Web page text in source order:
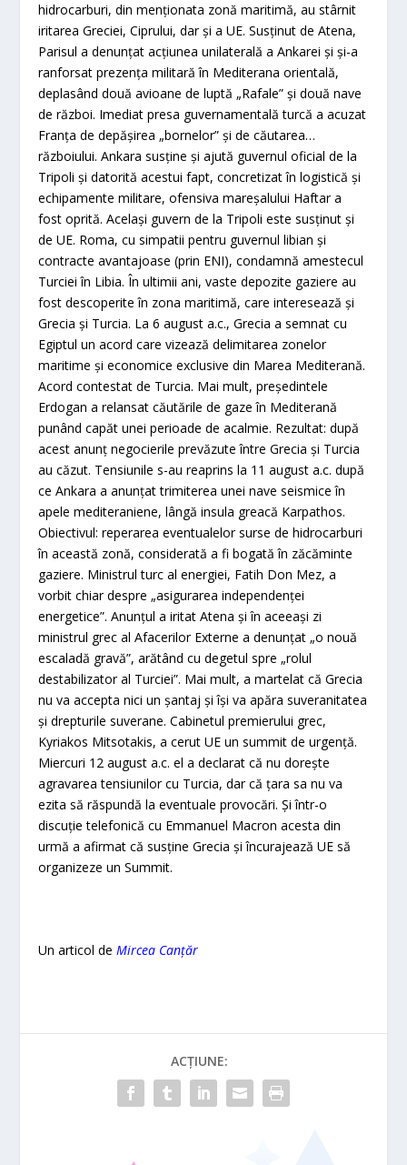
hidrocarburi, din menţionata zonă maritimă, au stârnit
iritarea Greciei, Ciprului, dar şi a UE. Susţinut de Atena,
Parisul a denunţat acţiunea unilaterală a Ankarei şi şi-a
ranforsat prezenţa militară în Mediterana orientală,
deplasând două avioane de luptă „Rafale” şi două nave
de război. Imediat presa guvernamentală turcă a acuzat
Franţa de depăşirea „bornelor” şi de căutarea…
războiului. Ankara susţine şi ajută guvernul oficial de la
Tripoli şi datorită acestui fapt, concretizat în logistică şi
echipamente militare, ofensiva mareşalului Haftar a
fost oprită. Acelaşi guvern de la Tripoli este susţinut şi
de UE. Roma, cu simpatii pentru guvernul libian şi
contracte avantajoase (prin ENI), condamnă amestecul
Turciei în Libia. În ultimii ani, vaste depozite gaziere au
fost descoperite în zona maritimă, care interesează şi
Grecia şi Turcia. La 6 august a.c., Grecia a semnat cu
Egiptul un acord care vizează delimitarea zonelor
maritime şi economice exclusive din Marea Mediterană.
Acord contestat de Turcia. Mai mult, preşedintele
Erdogan a relansat căutările de gaze în Mediterană
punând capăt unei perioade de acalmie. Rezultat: după
acest anunţ negocierile prevăzute între Grecia şi Turcia
au căzut. Tensiunile s-au reaprins la 11 august a.c. după
ce Ankara a anunţat trimiterea unei nave seismice în
apele mediteraniene, lângă insula greacă Karpathos.
Obiectivul: reperarea eventualelor surse de hidrocarburi
în această zonă, considerată a fi bogată în zăcăminte
gaziere. Ministrul turc al energiei, Fatih Don Mez, a
vorbit chiar despre „asigurarea independenţei
energetice”. Anunţul a iritat Atena şi în aceeaşi zi
ministrul grec al Afacerilor Externe a denunţat „o nouă
escaladă gravă”, arătând cu degetul spre „rolul
destabilizator al Turciei”. Mai mult, a martelat că Grecia
nu va accepta nici un şantaj şi îşi va apăra suveranitatea
şi drepturile suverane. Cabinetul premierului grec,
Kyriakos Mitsotakis, a cerut UE un summit de urgenţă.
Miercuri 12 august a.c. el a declarat că nu doreşte
agravarea tensiunilor cu Turcia, dar că ţara sa nu va
ezita să răspundă la eventuale provocări. Şi într-o
discuţie telefonică cu Emmanuel Macron acesta din
urmă a afirmat că susţine Grecia şi încurajează UE să
organizeze un Summit.
Un articol de Mircea Canțăr
ACȚIUNE: